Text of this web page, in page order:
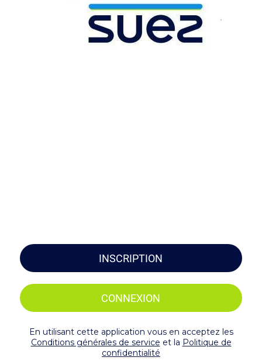
INSCRIPTION
CONNEXION
En utilisant cette application vous en acceptez les
Conditions générales de service et la Politique de
confidentialité